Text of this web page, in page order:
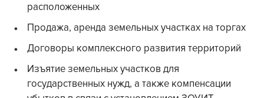
расположенных
Продажа, аренда земельных участках на торгах
Договоры комплексного развития территорий
Изъятие земельных участков для
государственных нужд, а также компенсации